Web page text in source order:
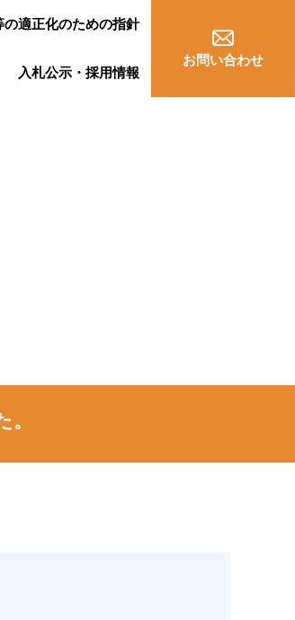
お問い合わせ
の適正化のための指針
入札公示・採用情報